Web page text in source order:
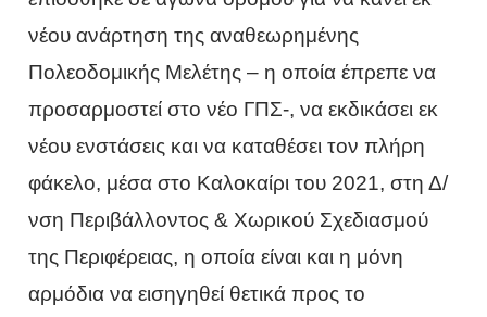
νέου ανάρτηση της αναθεωρημένης
Πολεοδομικής Μελέτης – η οποία έπρεπε να
προσαρμοστεί στο νέο ΓΠΣ-, να εκδικάσει εκ
νέου ενστάσεις και να καταθέσει τον πλήρη
φάκελο, μέσα στο Καλοκαίρι του 2021, στη Δ/
νση Περιβάλλοντος & Χωρικού Σχεδιασμού
της Περιφέρειας, η οποία είναι και η μόνη
αρμόδια να εισηγηθεί θετικά προς το